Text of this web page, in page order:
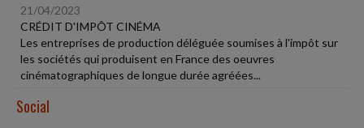
21/04/2023
CRÉDIT D'IMPÔT CINÉMA
Les entreprises de production déléguée soumises à l'impôt sur
les sociétés qui produisent en France des oeuvres
cinématographiques de longue durée agréées...
Social